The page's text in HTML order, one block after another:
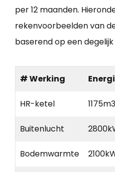
per 12 maanden.
rekenvoorbeelden van
baserend op een
# Werking
HR-ketel 1175m3
Buitenlucht
Bodemwarmte